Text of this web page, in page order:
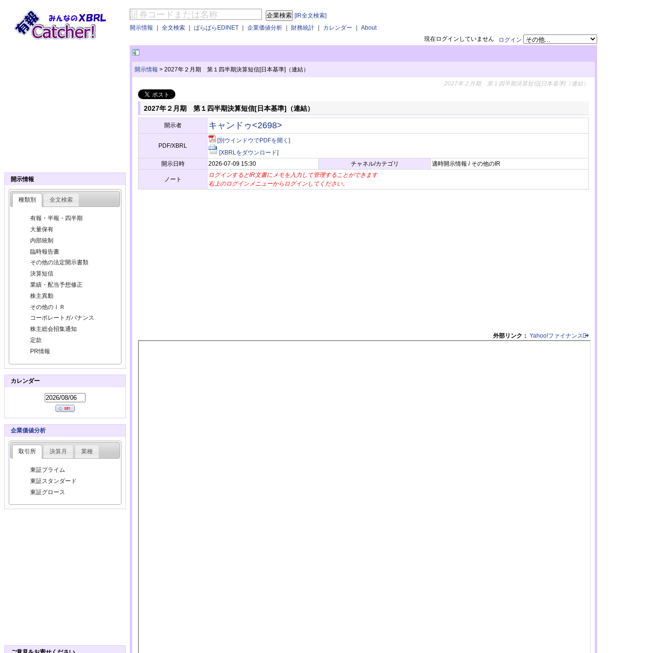
[IR全文検索]
開示情報 ｜ 全文検索 ｜ ぱらぱらEDINET ｜ 企業価値分析 ｜ 財務統計 ｜ カレンダー ｜ About
ログイン
現在ログインしていません
開示情報 > 2027年２月期 第１四半期決算短信[日本基準]（連結）
2027年２月期 第１四半期決算短信[日本基準]（連結）
2027年２月期 第１四半期決算短信[日本基準]（連結）
開示者 キャンドゥ<2698>
PDF/XBRL
[別ウインドウでPDFを開く]
[XBRLをダウンロード]
開示日時
2026-07-09 15:30 チャネル/カテゴリ 適時開示情報 / その他のIR
ノート
ログインするとIR文書にメモを入力して管理することができます
右上のログインメニューからログインしてください。
外部リンク： Yahoo!ファイナンス
開示情報
種類別 全文検索
有報・半報・四半期
大量保有
内部統制
臨時報告書
その他の法定開示書類
決算短信
業績・配当予想修正
株主異動
その他のＩＲ
コーポレートガバナンス
株主総会招集通知
定款
PR情報
カレンダー
企業価値分析
取引所 決算月 業種
東証プライム
東証スタンダード
東証グロース